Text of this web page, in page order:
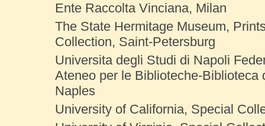
Ente Raccolta Vinciana, Milan
The State Hermitage Museum,
Collection, Saint-Petersburg
Universita degli Studi di Napoli
Ateneo per le Biblioteche-Biblioteca
Naples
University of California, Special